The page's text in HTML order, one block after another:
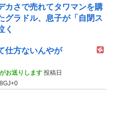
カさで売れてタワマンを購
グラドル、息子が「自閉ス
く
仕方ないんやが
お送りします 投稿日